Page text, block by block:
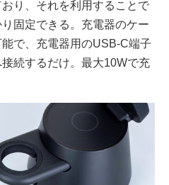
り、それを利用することで
固定できる。充電器のケー
で、充電器用のUSB-C端子
続するだけ。最大10Wで充